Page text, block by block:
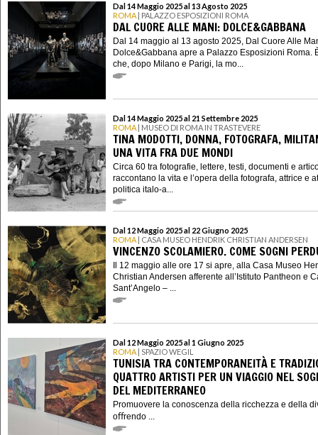
Dal 14 Maggio 2025 al 13 Agosto 2025
ROMA | PALAZZO ESPOSIZIONI ROMA
DAL CUORE ALLE MANI: DOLCE&GABBANA
Dal 14 maggio al 13 agosto 2025, Dal Cuore Alle
Dolce&Gabbana apre a Palazzo Esposizioni Roma.
che, dopo Milano e Parigi, la mo...
Dal 14 Maggio 2025 al 21 Settembre 2025
ROMA | MUSEO DI ROMA IN TRASTEVERE
TINA MODOTTI, DONNA, FOTOGRAFA,
UNA VITA FRA DUE MONDI
Circa 60 tra fotografie, lettere, testi, documenti e
raccontano la vita e l’opera della fotografa, attrice e
politica italo-a...
Dal 12 Maggio 2025 al 22 Giugno 2025
ROMA | CASA MUSEO HENDRIK CHRISTIAN ANDERSEN
VINCENZO SCOLAMIERO. COME SOGNI
Il 12 maggio alle ore 17 si apre, alla Casa Museo
Christian Andersen afferente all’Istituto Pantheon e
Sant’Angelo – ...
Dal 12 Maggio 2025 al 1 Giugno 2025
ROMA | SPAZIO WEGIL
TUNISIA TRA CONTEMPORANEITÀ E
QUATTRO ARTISTI PER UN VIAGGIO NEL
DEL MEDITERRANEO
Promuovere la conoscenza della ricchezza e della
oﬀrendo ...